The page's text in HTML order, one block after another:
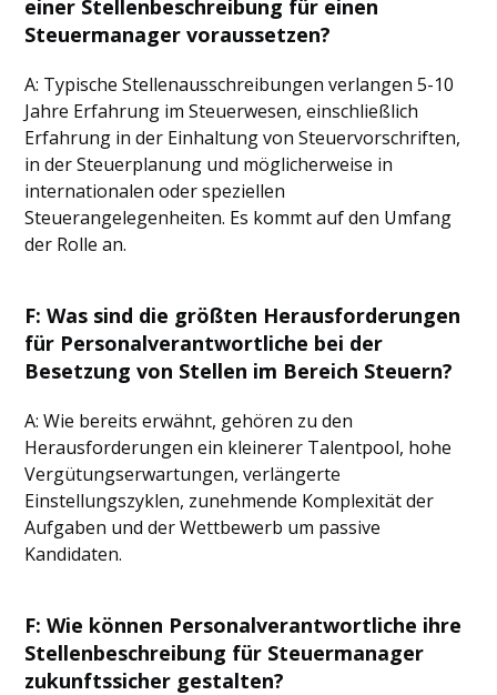
einer Stellenbeschreibung für einen
Steuermanager voraussetzen?
A: Typische Stellenausschreibungen verlangen 5-10
Jahre Erfahrung im Steuerwesen, einschließlich
Erfahrung in der Einhaltung von Steuervorschriften,
in der Steuerplanung und möglicherweise in
internationalen oder speziellen
Steuerangelegenheiten. Es kommt auf den Umfang
der Rolle an.
F: Was sind die größten Herausforderungen
für Personalverantwortliche bei der
Besetzung von Stellen im Bereich Steuern?
A: Wie bereits erwähnt, gehören zu den
Herausforderungen ein kleinerer Talentpool, hohe
Vergütungserwartungen, verlängerte
Einstellungszyklen, zunehmende Komplexität der
Aufgaben und der Wettbewerb um passive
Kandidaten.
F: Wie können Personalverantwortliche ihre
Stellenbeschreibung für Steuermanager
zukunftssicher gestalten?